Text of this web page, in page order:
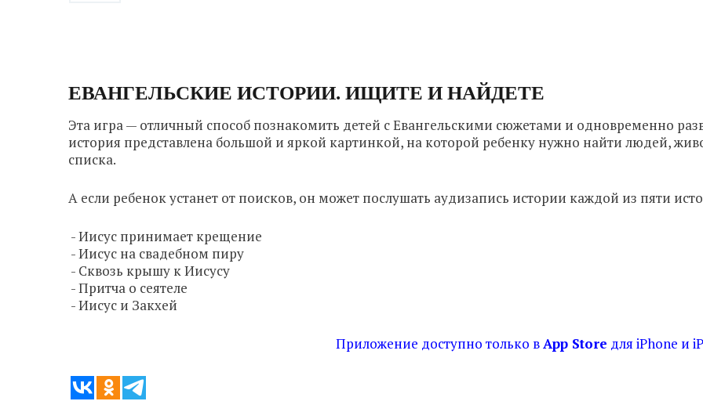
ЕВАНГЕЛЬСКИЕ ИСТОРИИ. ИЩИТЕ И НАЙДЕТЕ
Эта игра — отличный способ познакомить детей с Евангельскими сюжетами и одновременно
история представлена большой и яркой картинкой, на которой ребенку нужно найти людей,
списка.
А если ребенок устанет от поисков, он может послушать аудизапись истории каждой из пяти
- Иисус принимает крещение
- Иисус на свадебном пиру
- Сквозь крышу к Иисусу
- Притча о сеятеле
- Иисус и Закхей
Приложение доступно только вApp Store для iPhone и